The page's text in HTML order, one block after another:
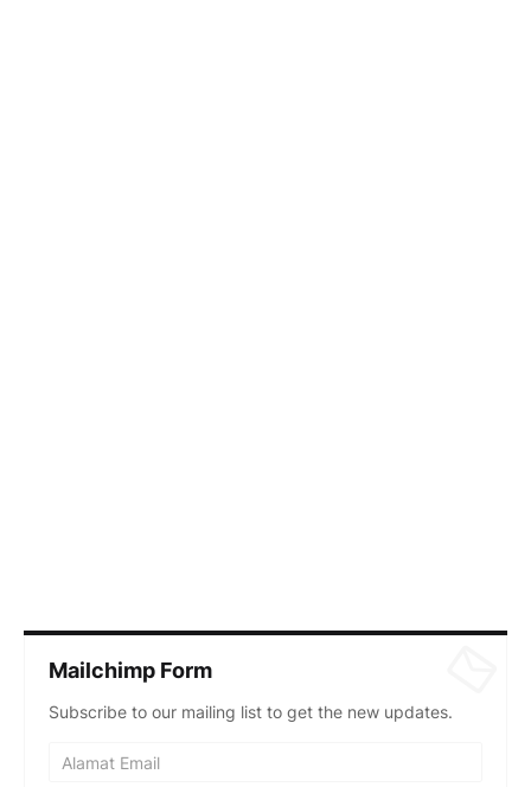
Mailchimp Form
Subscribe to our mailing list to get the new updates.